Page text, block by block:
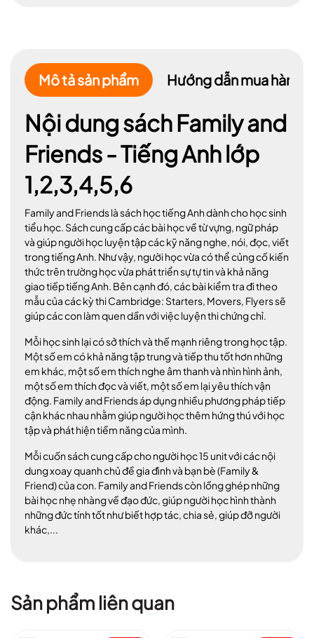
Mô tả sản phẩm Hướng dẫn mua hàng
Nội dung sách Family and
Friends - Tiếng Anh lớp
1,2,3,4,5,6
Family and Friends là sách học tiếng Anh dành cho học sinh
tiểu học. Sách cung cấp các bài học về từ vựng, ngữ pháp
và giúp người học luyện tập các kỹ năng nghe, nói, đọc, viết
trong tiếng Anh. Như vậy, người học vừa có thể củng cố kiến
thức trên trường học vừa phát triển sự tự tin và khả năng
giao tiếp tiếng Anh. Bên cạnh đó, các bài kiểm tra đi theo
mẫu của các kỳ thi Cambridge: Starters, Movers, Flyers sẽ
giúp các con làm quen dần với việc luyện thi chứng chỉ.
Mỗi học sinh lại có sở thích và thế mạnh riêng trong học tập.
Một số em có khả năng tập trung và tiếp thu tốt hơn những
em khác, một số em thích nghe âm thanh và nhìn hình ảnh,
một số em thích đọc và viết, một số em lại yêu thích vận
động. Family and Friends áp dụng nhiều phương pháp tiếp
cận khác nhau nhằm giúp người học thêm hứng thú với học
tập và phát hiện tiềm năng của mình.
Mỗi cuốn sách cung cấp cho người học 15 unit với các nội
dung xoay quanh chủ đề gia đình và bạn bè (Family &
Friend) của con. Family and Friends còn lồng ghép những
bài học nhẹ nhàng về đạo đức, giúp người học hình thành
những đức tính tốt như biết hợp tác, chia sẻ, giúp đỡ người
khác,...
Sản phẩm liên quan